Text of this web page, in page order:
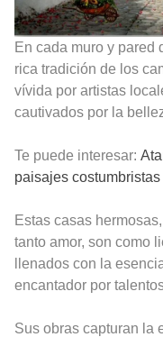
En cada muro y pared
rica tradición de los
vívida por artistas
cautivados por la
Te puede interesar:
paisajes costumbristas
Estas casas
tanto amor, son como
llenados con la
encantador por
Sus obras capturan la